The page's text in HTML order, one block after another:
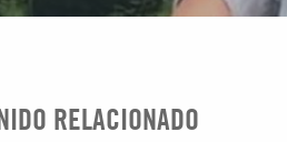
RELACIONADO